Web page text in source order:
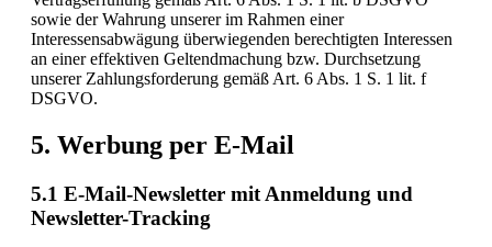
sowie der Wahrung unserer im Rahmen einer
Interessensabwägung überwiegenden berechtigten Interessen
an einer effektiven Geltendmachung bzw. Durchsetzung
unserer Zahlungsforderung gemäß Art. 6 Abs. 1 S. 1 lit. f
DSGVO.
5. Werbung per E-Mail
5.1 E-Mail-Newsletter mit Anmeldung und
Newsletter-Tracking